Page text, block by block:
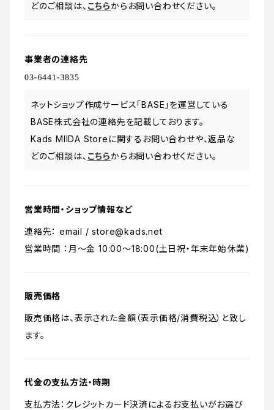
どのご相談は、 こちらからお問い合わせください。
事業者の連絡先
ネットショップ作成サービス「BASE」を運営している
BASE株式会社の連絡先を記載しております。
Kads MIIDA Storeに関するお問い合わせや、返品な
どのご相談は、 こちらからお問い合わせください。
営業時間・ショップ情報など
連絡先： email /store@kads.net
営業時間 ：月〜金 10:00〜18:00(土日祝・年末年始休業)
販売価格
販売価格は、表示された金額（表示価格/消費税込）と致し
ます。
代金の支払方法・時期
支払方法：クレジットカード決済によるお支払いがお選び